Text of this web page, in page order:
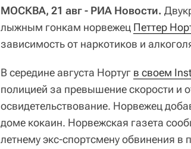
МОСКВА, 21 авг - РИА Новости.
лыжным гонкам норвежец Петтер
зависимость от наркотиков и
В середине августа Нортуг в своем
полицией за превышение скорости и
освидетельствование. Норвежец
доме кокаин. Норвежская газета
летнему экс-спортсмену обвинения